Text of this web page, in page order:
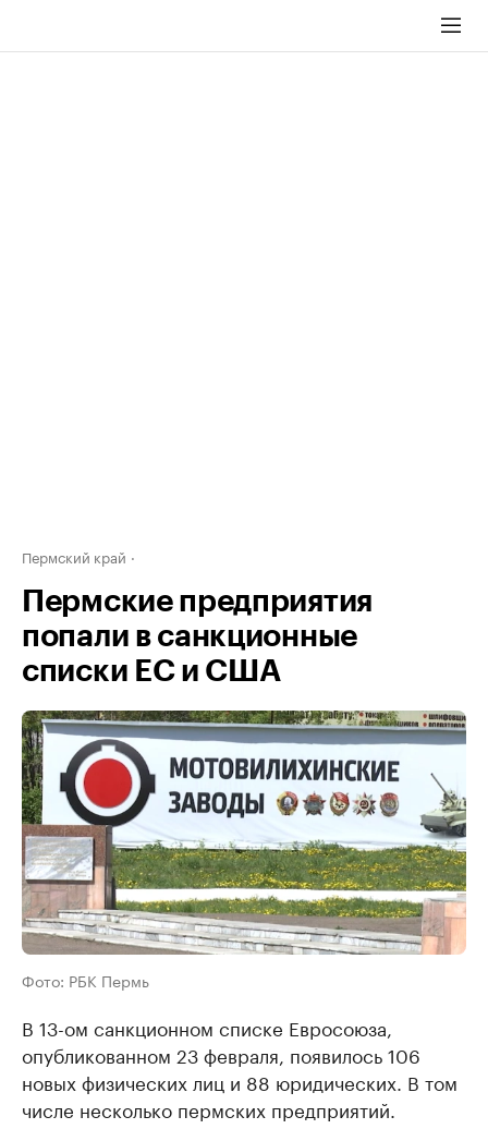
Пермский край
Пермские предприятия
попали в санкционные
списки ЕС и США
Фото: РБК Пермь
В 13-ом санкционном списке Евросоюза,
опубликованном 23 февраля, появилось 106
новых физических лиц и 88 юридических. В том
числе несколько пермских предприятий.